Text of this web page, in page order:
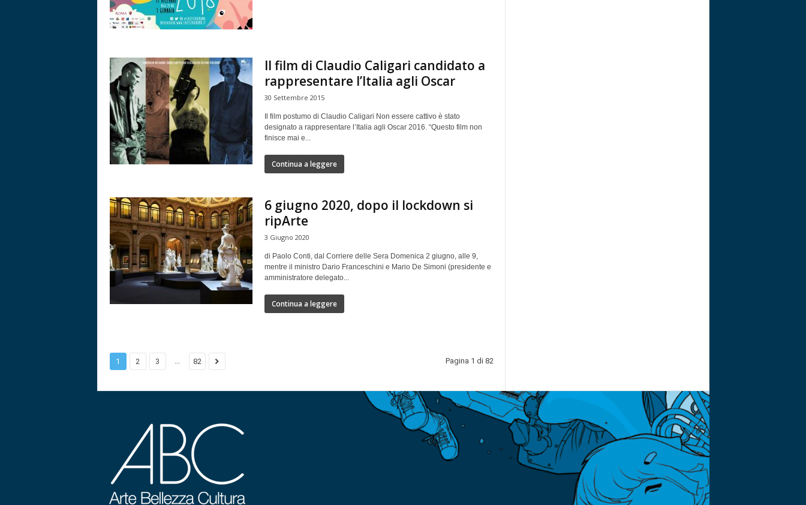
Il film di Claudio Caligari candidato a
rappresentare l’Italia agli Oscar
30 Settembre 2015
Il film postumo di Claudio Caligari Non essere cattivo è stato
designato a rappresentare l’Italia agli Oscar 2016. “Questo film non
finisce mai e...
Continua a leggere
6 giugno 2020, dopo il lockdown si
ripArte
3 Giugno 2020
di Paolo Conti, dal Corriere delle Sera Domenica 2 giugno, alle 9,
mentre il ministro Dario Franceschini e Mario De Simoni (presidente e
amministratore delegato...
Continua a leggere
1 2 3 ... 82 Pagina 1 di 82